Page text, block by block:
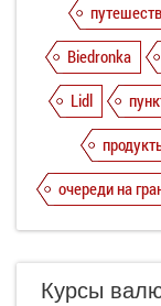
Biedronka
Lidl
очереди на
Курсы